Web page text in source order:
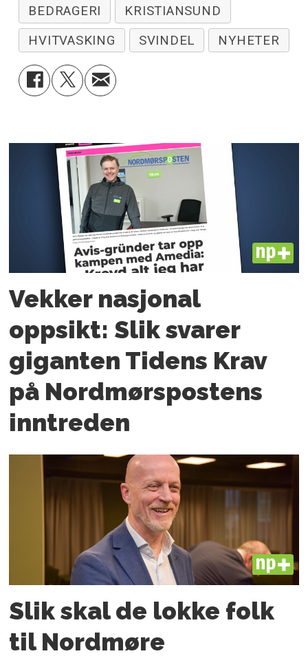
BEDRAGERI
KRISTIANSUND
HVITVASKING
SVINDEL NYHETER
PLUS
Vekker nasjonal
oppsikt: Slik svarer
giganten Tidens Krav
på Nordmørspostens
inntreden
PLUS
Slik skal de lokke folk
til Nordmøre